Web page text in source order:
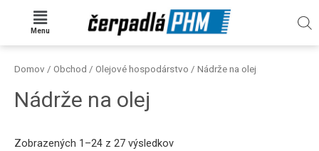
Menu
Domov / Obchod / Olejové hospodárstvo / Nádrže na olej
Nádrže na olej
Zobrazených 1–24 z 27 výsledkov